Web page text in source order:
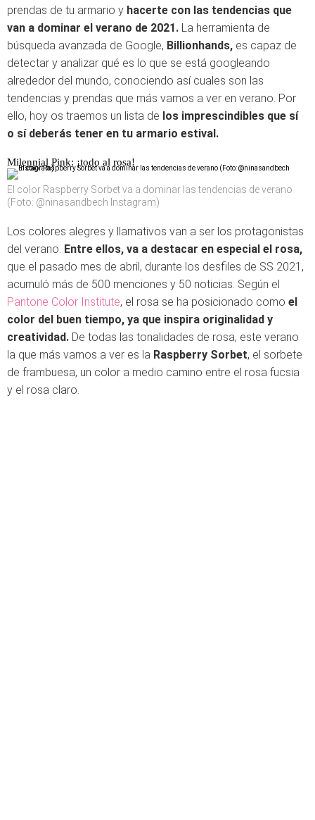
prendas de tu armario y hacerte con las tendencias que
van a dominar el verano de 2021. La herramienta de
búsqueda avanzada de Google, Billionhands, es capaz de
detectar y analizar qué es lo que se está googleando
alrededor del mundo, conociendo así cuales son las
tendencias y prendas que más vamos a ver en verano. Por
ello, hoy os traemos un lista de los imprescindibles que sí
o sí deberás tener en tu armario estival.
Milennial Pink: ¡todo al rosa!
El color Raspberry Sorbet va a dominar las tendencias de verano
(Foto: @ninasandbech Instagram)
Los colores alegres y llamativos van a ser los protagonistas
del verano. Entre ellos, va a destacar en especial el rosa,
que el pasado mes de abril, durante los desfiles de SS 2021,
acumuló más de 500 menciones y 50 noticias. Según el
Pantone Color Institute, el rosa se ha posicionado como el
color del buen tiempo, ya que inspira originalidad y
creatividad. De todas las tonalidades de rosa, este verano
la que más vamos a ver es la Raspberry Sorbet, el sorbete
de frambuesa, un color a medio camino entre el rosa fucsia
y el rosa claro.